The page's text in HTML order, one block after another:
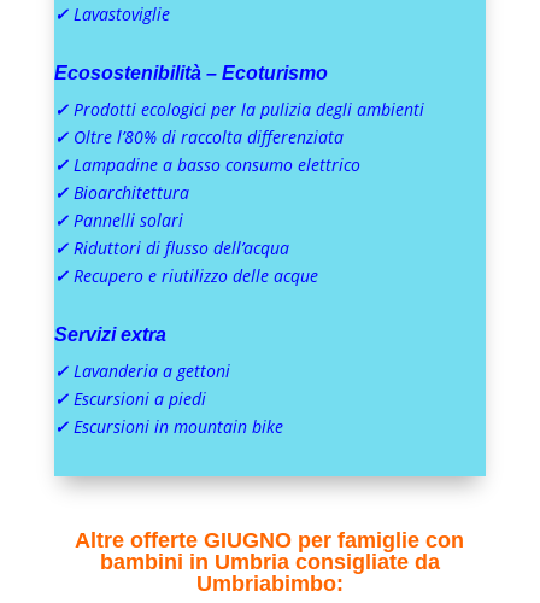
✓ Lavastoviglie
Ecosostenibilità – Ecoturismo
✓ Prodotti ecologici per la pulizia degli ambienti
✓ Oltre l’80% di raccolta differenziata
✓ Lampadine a basso consumo elettrico
✓ Bioarchitettura
✓ Pannelli solari
✓ Riduttori di flusso dell’acqua
✓ Recupero e riutilizzo delle acque
Servizi extra
✓ Lavanderia a gettoni
✓ Escursioni a piedi
✓ Escursioni in mountain bike
Altre offerte GIUGNO per famiglie con
bambini in Umbria consigliate da
Umbriabimbo: